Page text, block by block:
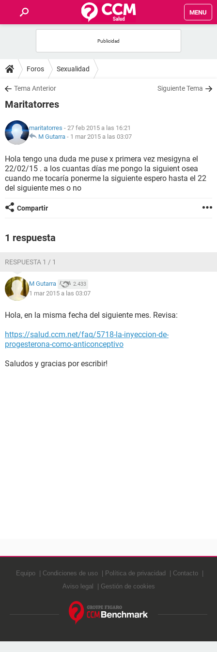
MENU
FOROS
SALUD
NUTRICIÓN
BIENESTAR
SEXUALIDAD
GLOSARIO
Foros Sexualidad
Tema Anterior Siguiente Tema
Maritatorres
maritatorres - 27 feb 2015 a las 16:21
M Gutarra - 1 mar 2015 a las 03:07
Hola tengo una duda me puse x primera vez mesigyna el
22/02/15 . a los cuantas días me pongo la siguient osea
cuando me tocaría ponerme la siguiente espero hasta el 22
del siguiente mes o no
Compartir
1 respuesta
RESPUESTA 1 / 1
M Gutarra 2.433
1 mar 2015 a las 03:07
Hola, en la misma fecha del siguiente mes. Revisa:
https://salud.ccm.net/faq/5718-la-inyeccion-de-
progesterona-como-anticonceptivo
Saludos y gracias por escribir!
Equipo Condiciones de uso Política de privacidad
Contacto
Aviso legal
Gestión de cookies